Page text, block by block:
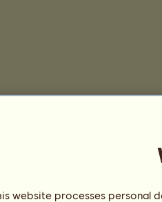
website processes personal